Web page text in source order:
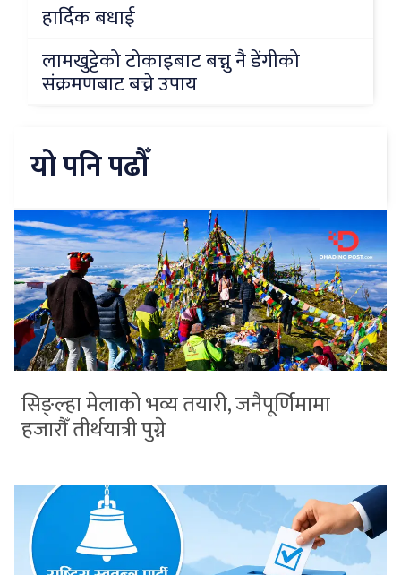
हार्दिक बधाई
लामखुट्टेको टोकाइबाट बच्नु नै डेंगीको
संक्रमणबाट बच्ने उपाय
यो पनि पढौँ
सिङ्ल्हा मेलाको भव्य तयारी, जनैपूर्णिमामा
हजारौँ तीर्थयात्री पुग्ने